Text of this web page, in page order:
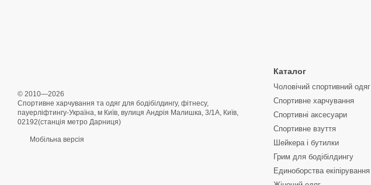
© 2010—2026
Спортивне харчування та одяг для бодібілдингу, фітнесу,
пауерліфтингу-Україна, м Київ, вулиця Андрія Малишка, 3/1А, Київ,
02192(станція метро Дарниця)
Мобільна версія
Каталог
Чоловічий спортивний одяг
Спортивне харчування
Спортивні аксесуари
Спортивне взуття
Шейкера і бутилки
Грим для бодібілдингу
Единоборства екіпірування